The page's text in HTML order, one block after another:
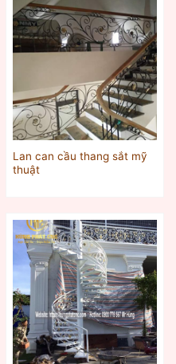
Lan can cầu thang sắt mỹ
thuật